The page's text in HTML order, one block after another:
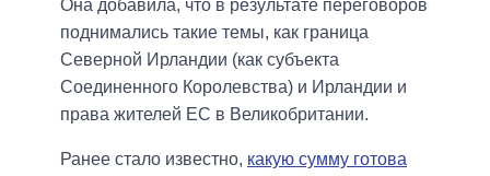
Она добавила, что в результате переговоров
поднимались такие темы, как граница
Северной Ирландии (как субъекта
Соединенного Королевства) и Ирландии и
права жителей ЕС в Великобритании.
Ранее стало известно, какую сумму готова